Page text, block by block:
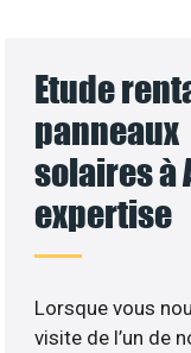
Etude
panneaux
solaires à
expertise
Lorsque vous
visite de l’un de